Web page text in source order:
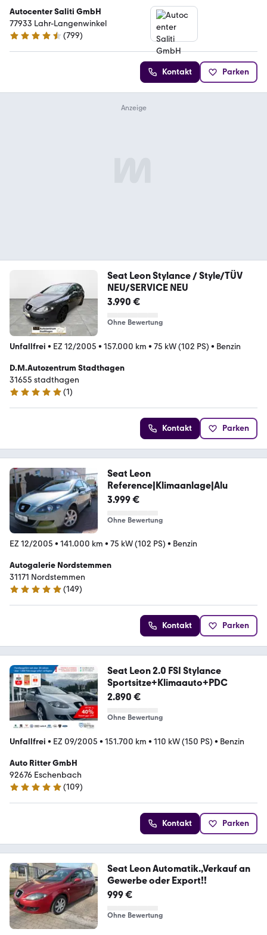
Autocenter Saliti GmbH
77933 Lahr-Langenwinkel
4.6 Sterne
(799)
Kontakt Parken
Seat Leon Stylance / Style/TÜV
NEU/SERVICE NEU
3.990 €
Ohne Bewertung
Unfallfrei • EZ 12/2005 • 157.000 km • 75 kW (102 PS) • Benzin
D.M.Autozentrum Stadthagen
31655 stadthagen
5 Sterne
(1)
Kontakt Parken
Seat Leon
Reference|Klimaanlage|Alu
3.999 €
Ohne Bewertung
EZ 12/2005 • 141.000 km • 75 kW (102 PS) • Benzin
Autogalerie Nordstemmen
31171 Nordstemmen
4.9 Sterne
(149)
Kontakt Parken
Seat Leon 2.0 FSI Stylance
Sportsitze+Klimaauto+PDC
2.890 €
Ohne Bewertung
Unfallfrei • EZ 09/2005 • 151.700 km • 110 kW (150 PS) • Benzin
Auto Ritter GmbH
92676 Eschenbach
4.8 Sterne
(109)
Kontakt Parken
Seat Leon Automatik.,Verkauf an
Gewerbe oder Export!!
999 €
Ohne Bewertung